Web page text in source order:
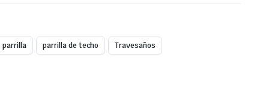
parrilla parrilla de techo Travesaños